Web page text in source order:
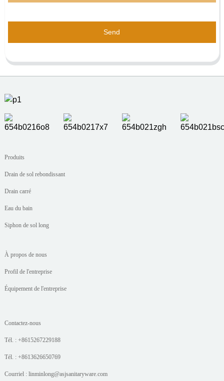
Send
Produits
Drain de sol rebondissant
Drain carré
Eau du bain
Siphon de sol long
À propos de nous
Profil de l'entreprise
Équipement de l'entreprise
Contactez-nous
Tél. : +8615267229188
Tél. : +8613626650769
Courriel : linminlong@asjsanitaryware.com